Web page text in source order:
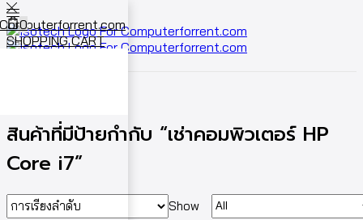
0
SHOPPING CART
สินค้าที่มีป้ายกำกับ “เช่าคอมพิวเตอร์ HP
Core i7”
Show